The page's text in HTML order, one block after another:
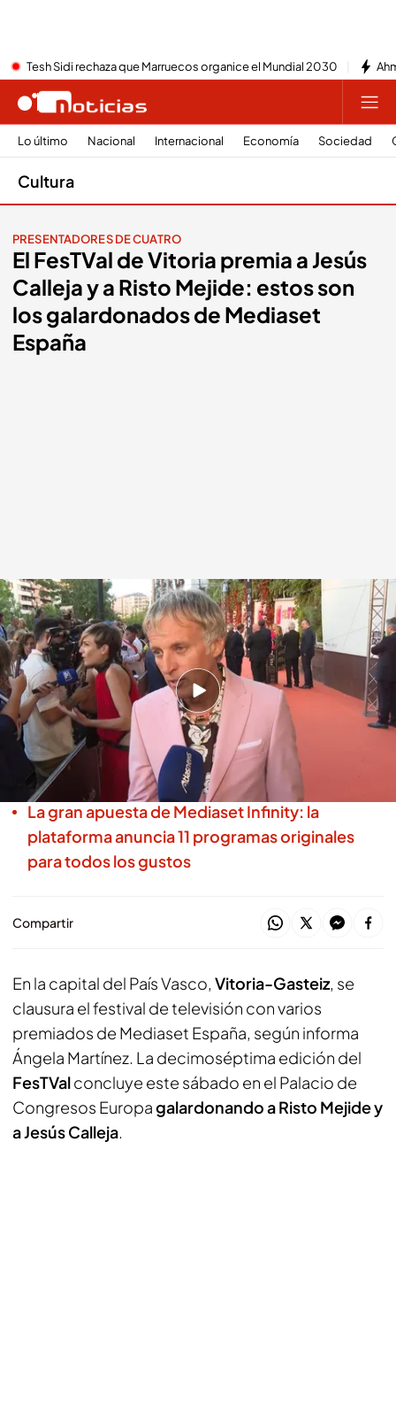
Tesh Sidi rechaza que Marruecos organice el Mundial 2030
Lo último Nacional Internacional Economía Sociedad
Cultura
PRESENTADORES DE CUATRO
El FesTVal de Vitoria premia a Jesús
Calleja y a Risto Mejide: estos son
los galardonados de Mediaset
España
Jesús Calleja, en la alfombra roja del FesTVal de Vitoria, donde ha sido
galardonado.Noticias Cuatro
Redacción digital Noticias Cuatro
06 SEP 2025 - 21:25h.
La 17ª edición del FesTVal también ha
distinguido a ¡De viernes!' y 'La isla de las
tentaciones', formatos de Telecinco
La gran apuesta de Mediaset Infinity: la
plataforma anuncia 11 programas originales
para todos los gustos
Compartir
En la capital del País Vasco, Vitoria-Gasteiz, se
clausura el festival de televisión con varios
premiados de Mediaset España, según informa
Ángela Martínez. La decimoséptima edición del
FesTValconcluye este sábado en el Palacio de
Congresos Europagalardonando a Risto Mejide y
a Jesús Calleja.